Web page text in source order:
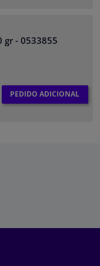
gr - 0533855
PEDIDO ADICIONAL